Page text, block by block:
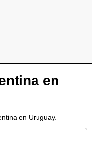
en
en Uruguay.